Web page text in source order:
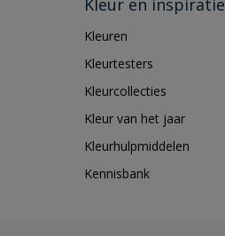
Kleur en inspiratie
Kleuren
Kleurtesters
Kleurcollecties
Kleur van het jaar
Kleurhulpmiddelen
Kennisbank